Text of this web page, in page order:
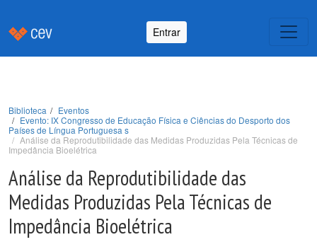
Entrar
Biblioteca
Eventos
Evento: IX Congresso de Educação Física e Ciências do Desporto dos
Países de Língua Portuguesa s
Análise da Reprodutibilidade das Medidas Produzidas Pela Técnicas de
Impedância Bioelétrica
Análise da Reprodutibilidade das
Medidas Produzidas Pela Técnicas de
Impedância Bioelétrica